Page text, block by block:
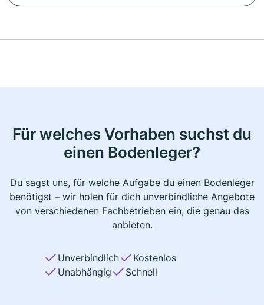
Für welches Vorhaben suchst du
einen Bodenleger?
Du sagst uns, für welche Aufgabe du einen Bodenleger
benötigst – wir holen für dich unverbindliche Angebote
von verschiedenen Fachbetrieben ein, die genau das
anbieten.
Unverbindlich
Kostenlos
Unabhängig
Schnell